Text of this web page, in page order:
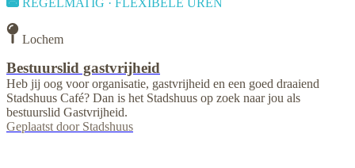
REGELMATIG · FLEXIBELE UREN
Lochem
Bestuurslid gastvrijheid
Heb jij oog voor organisatie, gastvrijheid en een goed draaiend
Stadshuus Café? Dan is het Stadshuus op zoek naar jou als
bestuurslid Gastvrijheid.
Geplaatst door Stadshuus